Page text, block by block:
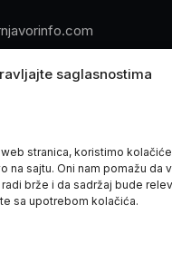
saglasnostima
stranica, koristimo
na sajtu. Oni nam pomažu da
brže i da sadržaj bude
sa upotrebom kolačića.
955 355